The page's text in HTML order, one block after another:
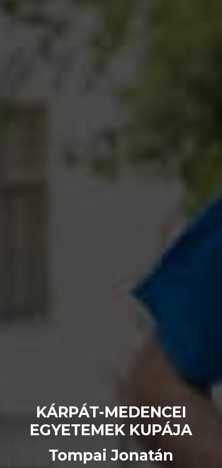
KÁRPÁT-MEDENCEI
EGYETEMEK KUPÁJA
Tompai Jonatán